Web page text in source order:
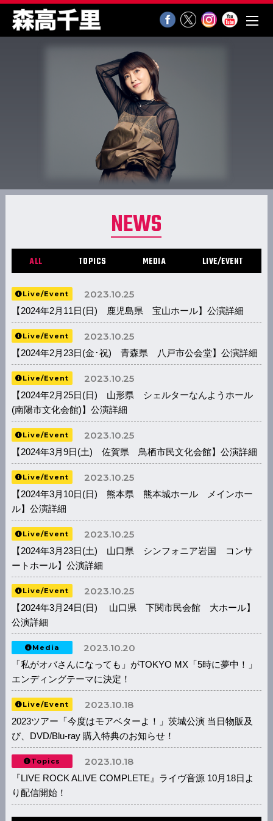
NEWS
ALL TOPICS MEDIA LIVE/EVENT
Live/Event 2023.10.25
【2024年2月11日(日) 鹿児島県 宝山ホール】公演詳細
Live/Event 2023.10.25
【2024年2月23日(金･祝) 青森県 八戸市公会堂】公演詳細
Live/Event 2023.10.25
【2024年2月25日(日) 山形県 シェルターなんようホール
(南陽市文化会館)】公演詳細
Live/Event 2023.10.25
【2024年3月9日(土) 佐賀県 鳥栖市民文化会館】公演詳細
Live/Event 2023.10.25
【2024年3月10日(日) 熊本県 熊本城ホール メインホー
ル】公演詳細
Live/Event 2023.10.25
【2024年3月23日(土) 山口県 シンフォニア岩国 コンサ
ートホール】公演詳細
Live/Event 2023.10.25
【2024年3月24日(日) 山口県 下関市民会館 大ホール】
公演詳細
Media 2023.10.20
「私がオバさんになっても」がTOKYO MX「5時に夢中！」
エンディングテーマに決定！
Live/Event 2023.10.18
2023ツアー「今度はモアベターよ！」茨城公演 当日物販及
び、DVD/Blu-ray 購入特典のお知らせ！
Topics 2023.10.18
『LIVE ROCK ALIVE COMPLETE』ライヴ音源 10月18日よ
り配信開始！